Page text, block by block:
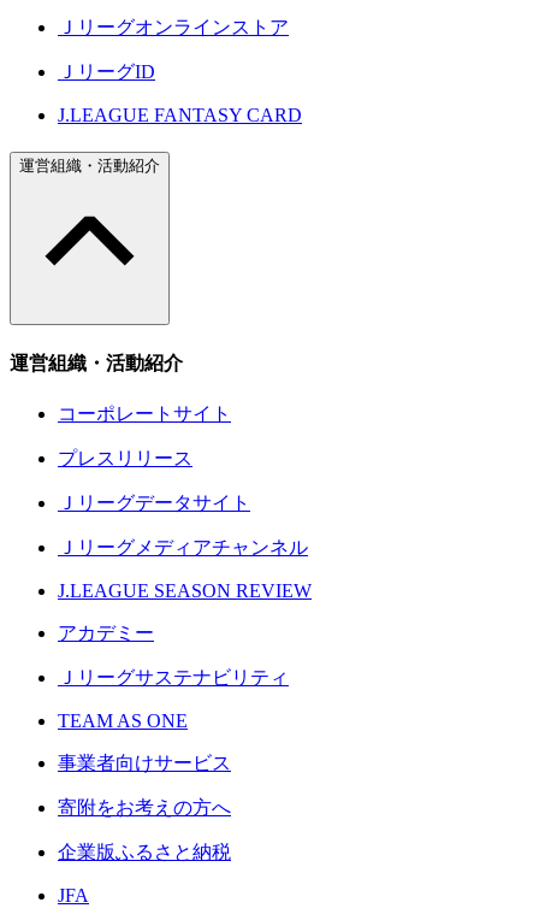
Ｊリーグオンラインストア
ＪリーグID
J.LEAGUE FANTASY CARD
運営組織・活動紹介
運営組織・活動紹介
コーポレートサイト
プレスリリース
Ｊリーグデータサイト
Ｊリーグメディアチャンネル
J.LEAGUE SEASON REVIEW
アカデミー
Ｊリーグサステナビリティ
TEAM AS ONE
事業者向けサービス
寄附をお考えの方へ
企業版ふるさと納税
JFA